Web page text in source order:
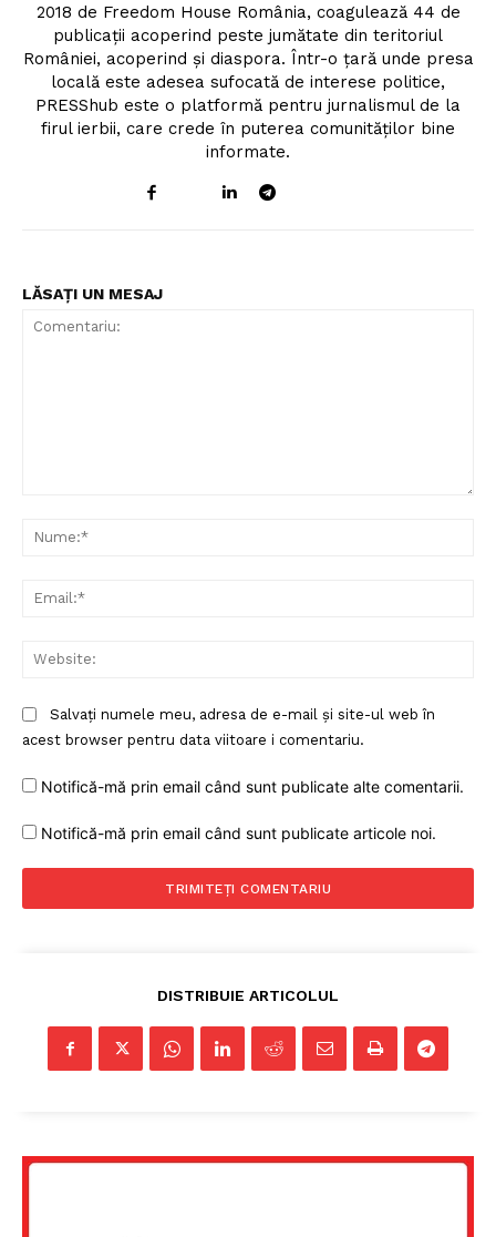
2018 de Freedom House România, coagulează 44 de
publicații acoperind peste jumătate din teritoriul
României, acoperind și diaspora. Într-o țară unde presa
locală este adesea sufocată de interese politice,
PRESShub este o platformă pentru jurnalismul de la
firul ierbii, care crede în puterea comunităților bine
informate.
LĂSAȚI UN MESAJ
Salvați numele meu, adresa de e-mail și site-ul web în
acest browser pentru data viitoare i comentariu.
Notifică-mă prin email când sunt publicate alte comentarii.
Notifică-mă prin email când sunt publicate articole noi.
DISTRIBUIE ARTICOLUL